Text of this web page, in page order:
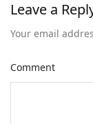
Leave a
Your email
Comment